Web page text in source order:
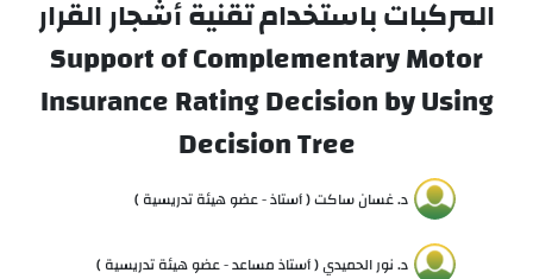
المركبات باستخدام تقنية أشجار القرار
Support of Complementary Motor
Insurance Rating Decision by Using
Decision Tree
د. غسان ساكت ( أستاذ - عضو هيئة تدريسية )
د. نور الحميدي ( أستاذ مساعد - عضو هيئة تدريسية )